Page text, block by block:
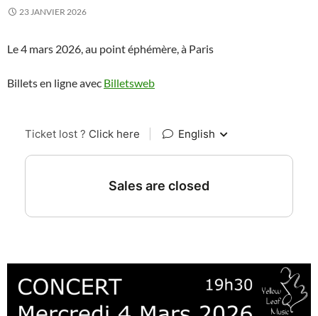
23 JANVIER 2026
Le 4 mars 2026, au point éphémère, à Paris
Billets en ligne avec Billetsweb